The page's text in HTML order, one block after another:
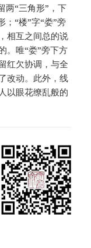
两“三角形”，下
；“楼”字“娄”旁
相互之间总的说
。唯“娄”旁下方
红欠协调，与全
改动。此外，线
以眼花缭乱般的